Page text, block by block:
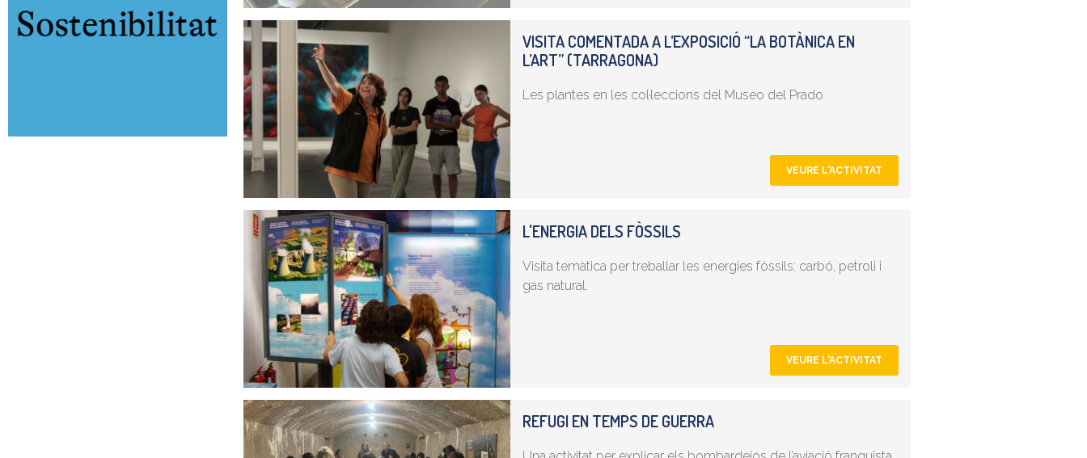
VISITA COMENTADA A L’EXPOSICIÓ “LA BOTÀNICA EN
L’ART” (TARRAGONA)
Les plantes en les col·leccions del Museo del Prado
VEURE L'ACTIVITAT
L'ENERGIA DELS FÒSSILS
Visita temàtica per treballar les energies fòssils: carbó, petroli i
gas natural.
VEURE L'ACTIVITAT
REFUGI EN TEMPS DE GUERRA